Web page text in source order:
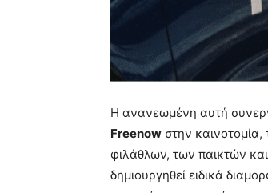
Η ανανεωμένη αυτή
Freenow στην καινοτομία,
φιλάθλων, των παικτών
δημιουργηθεί ειδικά